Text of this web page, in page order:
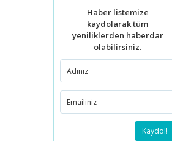
Haber listemize
kaydolarak tüm
yeniliklerden haberdar
olabilirsiniz.
Kaydol!